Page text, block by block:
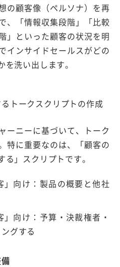
の顧客像（ペルソナ）を再
、「情報収集段階」「比較
」といった顧客の状況を明
インサイドセールスがどの
洗い出します。
トークスクリプトの作成
ーニーに基づいて、トーク
特に重要なのは、
「顧客の
」 スクリプトです。
」向け：製品の概要と他社
」向け：予算・決裁権者・
グする